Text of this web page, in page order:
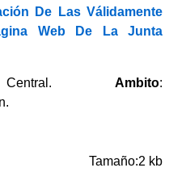
De Las Válidamente
Web De La Junta
Central. Ambito:
Tamaño:2 kb